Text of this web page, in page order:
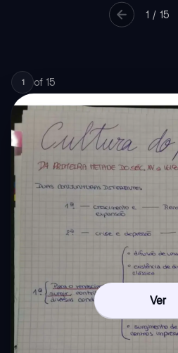
1 / 15
1 of 15
Ver